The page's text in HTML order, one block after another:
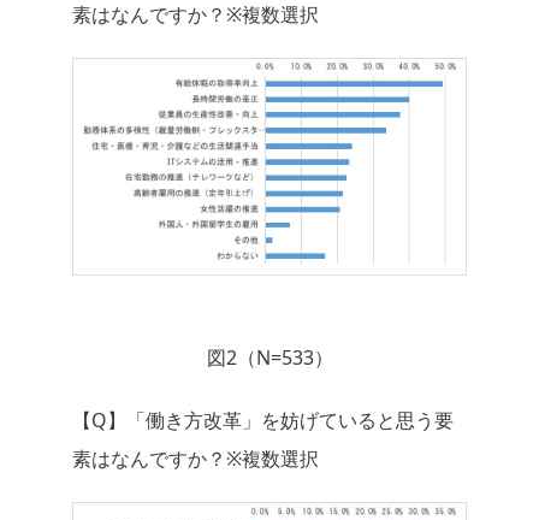
素はなんですか？※複数選択
図2（N=533）
【Q】「働き方改革」を妨げていると思う要
素はなんですか？※複数選択